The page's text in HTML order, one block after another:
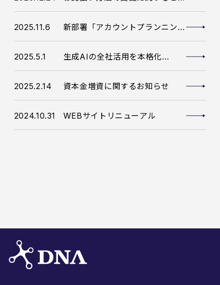
内
2025.11.6
新部署「アカウントプランニング
部」発足のお知らせ
2025.5.1
生成AIの全社活用を本格化
―Copilotを全社員へ展開
2025.2.14
資本金増資に関するお知らせ
2024.10.31 WEBサイトリニューアル